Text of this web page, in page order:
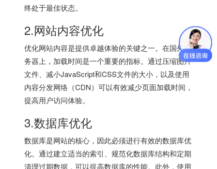
终处于最佳状态。
2.网站内容优化
优化网站内容是提供卓越体验的关键之一。在国外服
务器 上，加载时间是一个重要的指标。通过压缩图片
文件、减小JavaScript和CSS文件的大小，以及使用
内容分发网络（CDN）可以有效减少页面加载时间，
提高用户访问体验。
3.数据库优化
数据库是网站的核心，因此必须进行有效的数据库优
化。通过建立适当的索引、规范化数据库结构和定期
清理过期数据，可以提高数据库的性能。此外，使用